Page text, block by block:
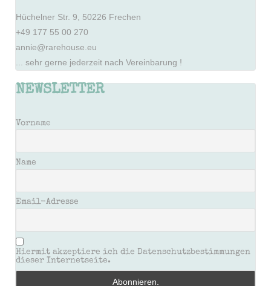
Hüchelner Str. 9, 50226 Frechen
+49 177 55 00 270
annie@rarehouse.eu
... sehr gerne jederzeit nach Vereinbarung !
NEWSLETTER
Vorname
Name
Email-Adresse
Hiermit akzeptiere ich die Datenschutzbestimmungen
dieser Internetseite.